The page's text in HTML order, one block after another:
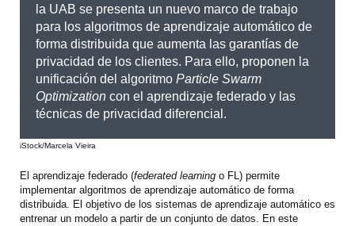
la UAB se presenta un nuevo marco de trabajo
para los algoritmos de aprendizaje automático de
forma distribuida que aumenta las garantías de
privacidad de los clientes. Para ello, proponen la
unificación del algoritmo Particle Swarm
Optimization con el aprendizaje federado y las
técnicas de privacidad diferencial.
iStock/Marcela Vieira
El aprendizaje federado (federated learning o FL) permite
implementar algoritmos de aprendizaje automático de forma
distribuida. El objetivo de los sistemas de aprendizaje automático es
entrenar un modelo a partir de un conjunto de datos. En este